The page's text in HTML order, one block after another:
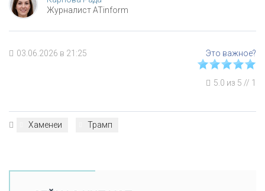
Журналист ATinform
03.06.2026 в 21:25
5.0 из 5 // 1
Хаменеи Трамп